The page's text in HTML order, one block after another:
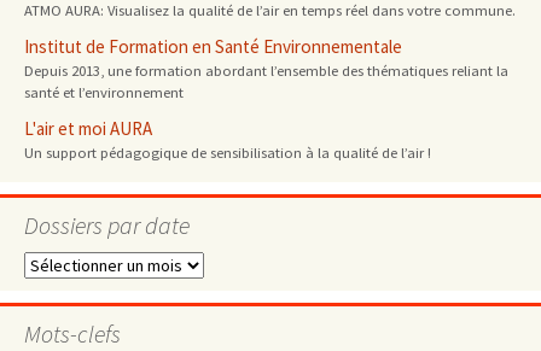
ATMO AURA: Visualisez la qualité de l’air en temps réel dans votre commune.
Institut de Formation en Santé Environnementale
Depuis 2013, une formation abordant l’ensemble des thématiques reliant la
santé et l’environnement
L'air et moi AURA
Un support pédagogique de sensibilisation à la qualité de l’air !
Dossiers par date
Dossiers
date
Mots-clefs